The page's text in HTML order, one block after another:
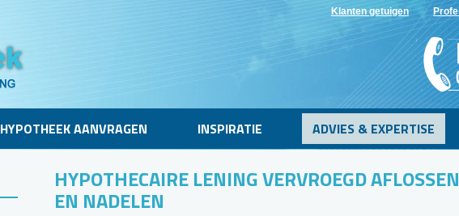
Klanten getuigen
HYPOTHEEK AANVRAGEN INSPIRATIE ADVIES & EXPERTISE
HYPOTHECAIRE LENING VERVROEGD
EN NADELEN